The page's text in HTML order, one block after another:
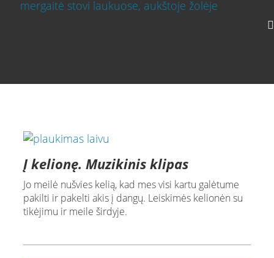
Į kelionę. Muzikinis klipas
Jo meilė nušvies kelią, kad mes visi kartu galėtume
pakilti ir pakelti akis į dangų. Leiskimės kelionėn su
tikėjimu ir meile širdyje.